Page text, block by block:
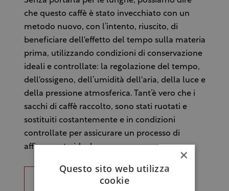
che questo caffè è stato invecchiato con un
metodo nuovo, con l’intento, riuscito, di
beneficiare dell'effetto del tempo sulla materia
prima, utilizzando condizioni di conservazione
ideali e controllate: la regolazione del tempo,
dell'ossigeno, dell’umidità dell'aria, della luce e
della pressione atmosferica. Tant’è vero che i
sacchi di caffè raccolto, sono stati ruotati e
sostituiti costantemente e in condizioni
controllate per assicurare un processo di
affinamento ideale.
×
Questo sito web utilizza
cookie